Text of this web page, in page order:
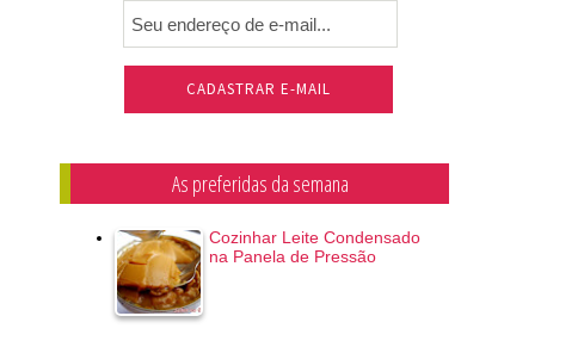
As preferidas da semana
Cozinhar Leite Condensado
na Panela de Pressão